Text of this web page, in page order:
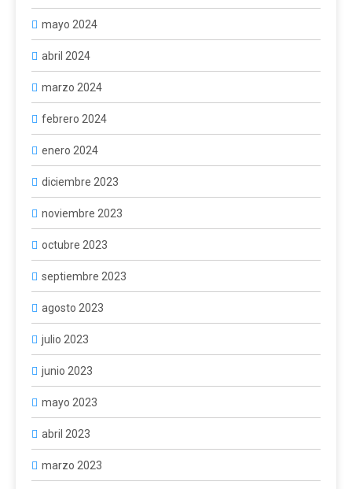
mayo 2024
abril 2024
marzo 2024
febrero 2024
enero 2024
diciembre 2023
noviembre 2023
octubre 2023
septiembre 2023
agosto 2023
julio 2023
junio 2023
mayo 2023
abril 2023
marzo 2023